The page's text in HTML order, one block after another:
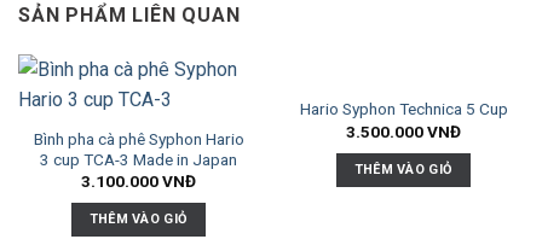
SẢN PHẨM LIÊN QUAN
Bình pha cà phê Syphon Hario
3 cup TCA-3 Made in Japan
3.100.000VNĐ
THÊM VÀO GIỎ
Hario Syphon Technica 5 Cup
3.500.000VNĐ
THÊM VÀO GIỎ